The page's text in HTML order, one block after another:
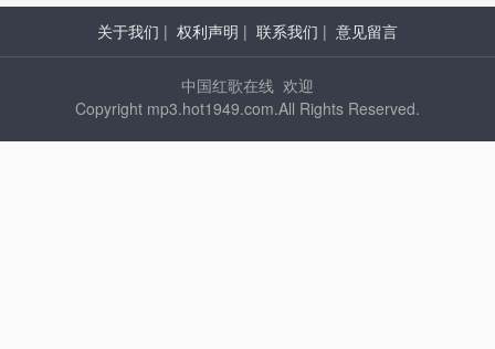
关于我们 | 权利声明 | 联系我们 | 意见留言
中国红歌在线 欢迎
Copyright mp3.hot1949.com.All Rights Reserved.